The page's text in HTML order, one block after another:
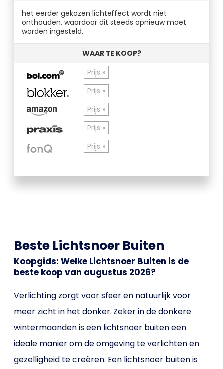
het eerder gekozen lichteffect wordt niet
onthouden, waardoor dit steeds opnieuw moet
worden ingesteld.
WAAR TE KOOP?
Prijs »
Prijs »
Prijs »
Prijs »
Prijs »
Beste Lichtsnoer Buiten
Koopgids: Welke Lichtsnoer Buiten is de
beste koop van augustus 2026?
Verlichting zorgt voor sfeer en natuurlijk voor
meer zicht in het donker. Zeker in de donkere
wintermaanden is een lichtsnoer buiten een
ideale manier om de omgeving te verlichten en
gezelligheid te creëren. Een lichtsnoer buiten is